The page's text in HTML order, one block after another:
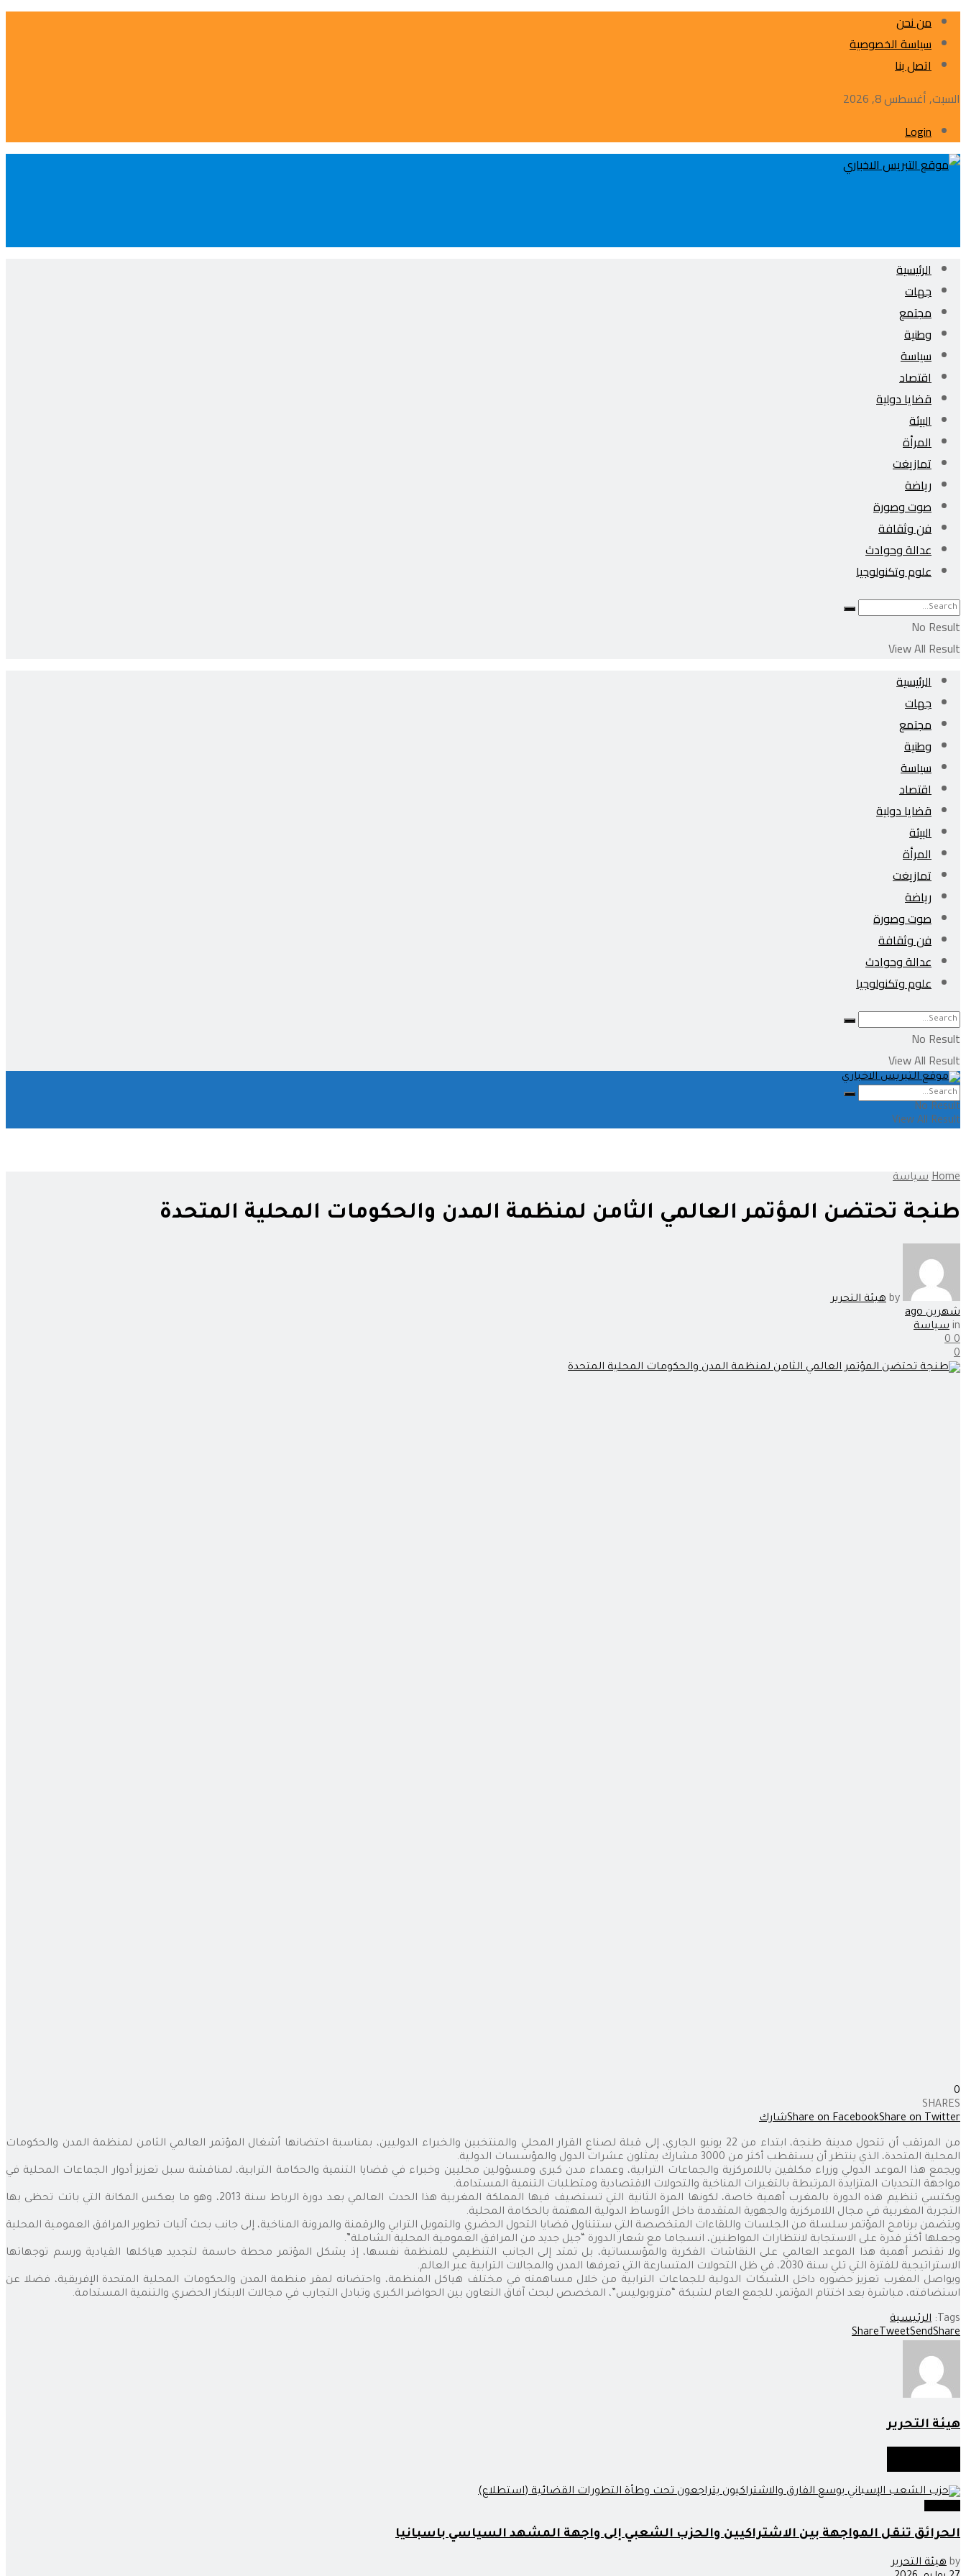
من نحن
سياسة الخصوصية
اتصل بنا
السبت, أغسطس 8, 2026
Login
الرئيسية
جهات
مجتمع
وطنية
سياسة
اقتصاد
قضايا دولية
البيئة
المرأة
تمازيغت
رياضة
صوت وصورة
فن وثقافة
عدالة وحوادث
علوم وتكنولوجيا
No Result
View All Result
الرئيسية
جهات
مجتمع
وطنية
سياسة
اقتصاد
قضايا دولية
البيئة
المرأة
تمازيغت
رياضة
صوت وصورة
فن وثقافة
عدالة وحوادث
علوم وتكنولوجيا
No Result
View All Result
No Result
View All Result
Home سياسة
طنجة تحتضن المؤتمر العالمي الثامن لمنظمة المدن والحكومات المحلية المتحدة
by هيئة التحرير
شهرين ago
in سياسة
0
0
0
0
SHARES
Share on FacebookShare on Twitter شارك
من المرتقب أن تتحول مدينة طنجة، ابتداء من 22 يونيو الجاري، إلى قبلة لصناع القرار المحلي والمنتخبين والخبراء الدوليين، بمناسبة احتضانها أشغال المؤتمر العالمي الثامن لمنظمة المدن والحكومات
المحلية المتحدة، الذي ينتظر أن يستقطب أكثر من 3000 مشارك يمثلون عشرات الدول والمؤسسات الدولية.
ويجمع هذا الموعد الدولي وزراء مكلفين باللامركزية والجماعات الترابية، وعمداء مدن كبرى ومسؤولين محليين وخبراء في قضايا التنمية والحكامة الترابية، لمناقشة سبل تعزيز أدوار الجماعات المحلية في
مواجهة التحديات المتزايدة المرتبطة بالتغيرات المناخية والتحولات الاقتصادية ومتطلبات التنمية المستدامة.
ويكتسي تنظيم هذه الدورة بالمغرب أهمية خاصة، لكونها المرة الثانية التي تستضيف فيها المملكة المغربية هذا الحدث العالمي بعد دورة الرباط سنة 2013، وهو ما يعكس المكانة التي باتت تحظى بها
التجربة المغربية في مجال اللامركزية والجهوية المتقدمة داخل الأوساط الدولية المهتمة بالحكامة المحلية.
ويتضمن برنامج المؤتمر سلسلة من الجلسات واللقاءات المتخصصة التي ستتناول قضايا التحول الحضري والتمويل الترابي والرقمنة والمرونة المناخية، إلى جانب بحث آليات تطوير المرافق العمومية المحلية
وجعلها أكثر قدرة على الاستجابة لانتظارات المواطنين، انسجاما مع شعار الدورة “جيل جديد من المرافق العمومية المحلية الشاملة”.
ولا تقتصر أهمية هذا الموعد العالمي على النقاشات الفكرية والمؤسساتية، بل تمتد إلى الجانب التنظيمي للمنظمة نفسها، إذ يشكل المؤتمر محطة حاسمة لتجديد هياكلها القيادية ورسم توجهاتها
الاستراتيجية للفترة التي تلي سنة 2030، في ظل التحولات المتسارعة التي تعرفها المدن والمجالات الترابية عبر العالم.
ويواصل المغرب تعزيز حضوره داخل الشبكات الدولية للجماعات الترابية من خلال مساهمته في مختلف هياكل المنظمة، واحتضانه لمقر منظمة المدن والحكومات المحلية المتحدة الإفريقية، فضلا عن
استضافته، مباشرة بعد اختتام المؤتمر، للجمع العام لشبكة “متروبوليس”، المخصص لبحث آفاق التعاون بين الحواضر الكبرى وتبادل التجارب في مجالات الابتكار الحضري والتنمية المستدامة.
Tags:
الرئيسية
ShareTweetSendShare
هيئة التحرير
الحرائق تنقل المواجهة بين الاشتراكيين والحزب الشعبي إلى واجهة المشهد السياسي باسبانيا
by هيئة التحرير